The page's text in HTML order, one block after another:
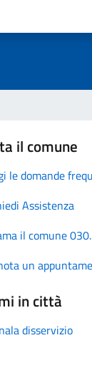
il comune
le domande
Assistenza
il comune
un
in città
disservizio